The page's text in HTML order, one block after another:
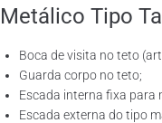
Metálico Tipo
Boca de visita no teto
Guarda corpo no teto;
Escada interna fixa para
Escada externa do tipo